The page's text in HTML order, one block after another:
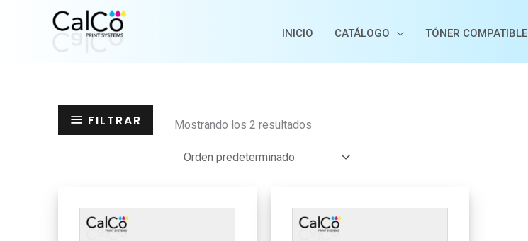
INICIO CATÁLOGO TÓNER COMPATIBLE
FILTRAR Mostrando los 2 resultados